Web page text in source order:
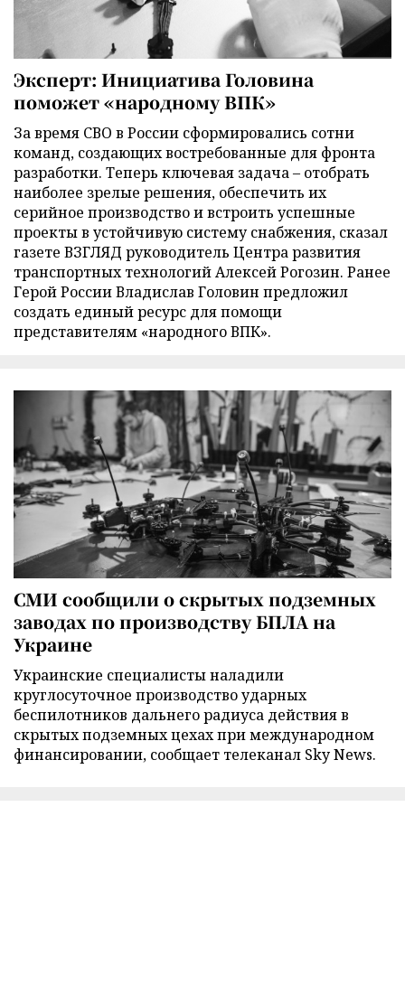
Эксперт: Инициатива Головина
поможет «народному ВПК»
За время СВО в России сформировались сотни
команд, создающих востребованные для фронта
разработки. Теперь ключевая задача – отобрать
наиболее зрелые решения, обеспечить их
серийное производство и встроить успешные
проекты в устойчивую систему снабжения, сказал
газете ВЗГЛЯД руководитель Центра развития
транспортных технологий Алексей Рогозин. Ранее
Герой России Владислав Головин предложил
создать единый ресурс для помощи
представителям «народного ВПК».
СМИ сообщили о скрытых подземных
заводах по производству БПЛА на
Украине
Украинские специалисты наладили
круглосуточное производство ударных
беспилотников дальнего радиуса действия в
скрытых подземных цехах при международном
финансировании, сообщает телеканал Sky News.